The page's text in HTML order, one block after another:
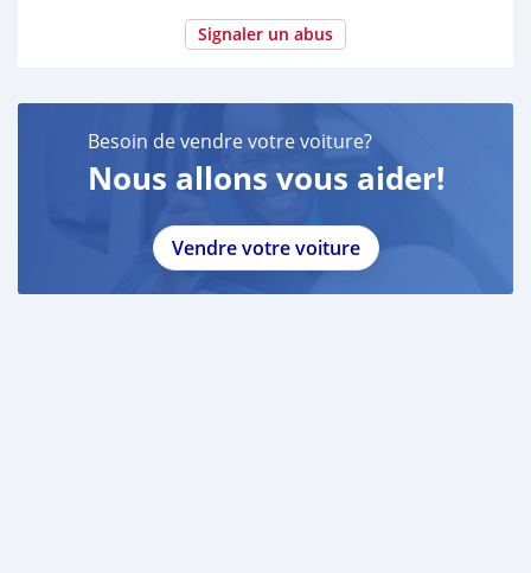
Signaler un abus
Besoin de vendre votre voiture?
Nous allons vous aider!
Vendre votre voiture